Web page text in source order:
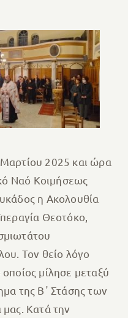
2025 και ώρα
Ναό Κοιμήσεως
η Ακολουθία
Θεοτόκο,
Τον θείο λόγο
μίλησε μεταξύ
της Β᾽ Στάσης των
μας. Κατά την